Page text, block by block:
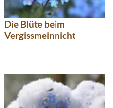
Die Blüte beim
Vergissmeinnicht